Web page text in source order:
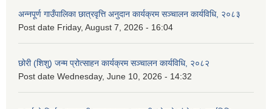
अन्नपूर्ण गाउँपालिका छात्रवृत्ति अनुदान कार्यक्रम सञ्चालन कार्यविधि, २०८३
Post date Friday, August 7, 2026 - 16:04
छोरी (शिशु) जन्म प्रोत्साहन कार्यक्रम सञ्चालन कार्यविधि, २०८२
Post date Wednesday, June 10, 2026 - 14:32